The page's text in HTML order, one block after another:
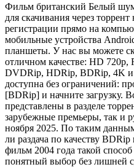
Фильм британский Белый
для скачивания через
регистрации прямо на
мобильные устройства
планшеты. У нас вы можете
отличном качестве: HD
DVDRip, HDRip, BDRip, 4K и
доступна без ограничений:
[BDRip] и начните загрузку.
представлены в разделе
зарубежные премьеры, так и
ноября 2025. По таким
ли раздача по качеству
фильм 2004 года такой
понятный выбор без лишней